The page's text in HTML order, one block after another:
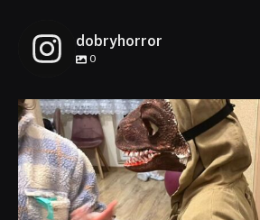
dobryhorror
0
dobryhorror
Lis 1